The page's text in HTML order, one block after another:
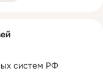
систем РФ